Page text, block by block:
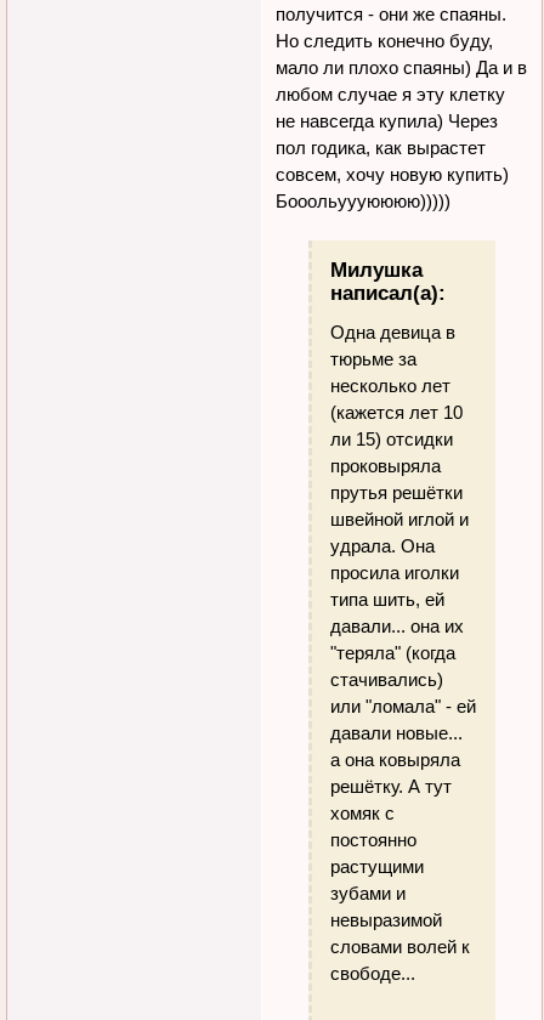
получится - они же спаяны.
Но следить конечно буду,
мало ли плохо спаяны) Да и в
любом случае я эту клетку
не навсегда купила) Через
пол годика, как вырастет
совсем, хочу новую купить)
Бооольуууюююю)))))
Милушка
написал(а):
Одна девица в
тюрьме за
несколько лет
(кажется лет 10
ли 15) отсидки
проковыряла
прутья решётки
швейной иглой и
удрала. Она
просила иголки
типа шить, ей
давали... она их
"теряла" (когда
стачивались)
или "ломала" - ей
давали новые...
а она ковыряла
решётку. А тут
хомяк с
постоянно
растущими
зубами и
невыразимой
словами волей к
свободе...